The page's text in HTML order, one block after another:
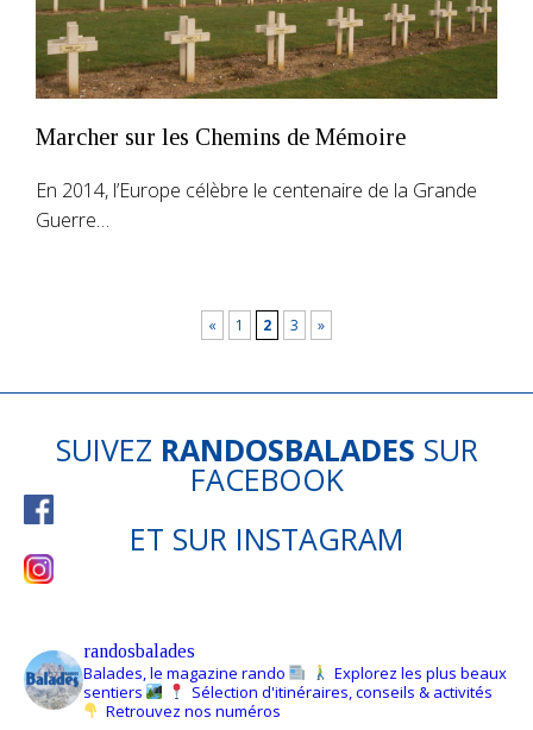
Marcher sur les Chemins de Mémoire
En 2014, l’Europe célèbre le centenaire de la Grande
Guerre…
« 1 2 3 »
SUIVEZ RANDOSBALADES SUR
FACEBOOK
ET SUR INSTAGRAM
randosbalades
Balades, le magazine rando
Explorez les plus beaux
sentiers
Sélection d'itinéraires, conseils & activités
Retrouvez nos numéros